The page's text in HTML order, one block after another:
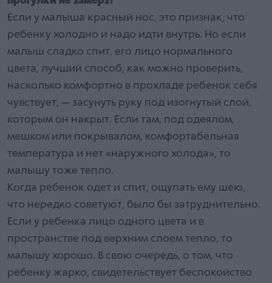
Если у малыша красный нос, это признак, что
ребенку холодно и надо идти внутрь. Но если
малыш сладко спит, его лицо нормального
цвета, лучший способ, как можно проверить,
насколько комфортно в прохладе ребенок себя
чувствует, — засунуть руку под изогнутый слой,
которым он накрыт. Если там, под одеялом,
мешком или покрывалом, комфортабельная
температура и нет «наружного холода», то
малышу тоже тепло.
Когда ребенок одет и спит, ощупать ему шею,
что нередко советуют, было бы затруднительно.
Если у ребенка лицо одного цвета и в
пространстве под верхним слоем тепло, то
малышу хорошо. В свою очередь, о том, что
ребенку жарко, свидетельствует беспокойство